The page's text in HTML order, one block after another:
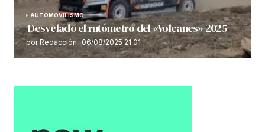
AUTOMOVILISMO
Desvelado el rutómetro del «Volcanes» 2025
por Redacción 06/08/2025 21:01